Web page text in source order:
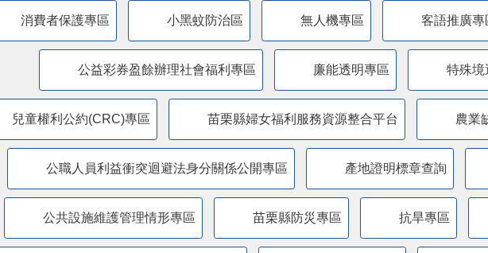
消費者保護專區 小黑蚊防治區 無人機專區 客語推廣專
公益彩券盈餘辦理社會福利專區 廉能透明專區 特殊境
兒童權利公約(CRC)專區 苗栗縣婦女福利服務資源整合平台 農業
公職人員利益衝突迴避法身分關係公開專區 產地證明標章查詢
​公共設施維護管理情形專區 苗栗縣防災專區 抗旱專區